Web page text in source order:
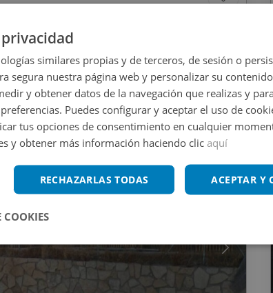
Piso En Venta En El Alamo
2302_0509_PE0001
79m23 habs1 baños
similares propias y de terceros, de sesión o
segura nuestra página web y personalizar su
y obtener datos de la navegación que realizas y
Puedes configurar y aceptar el uso de
tus opciones de consentimiento en cualquier
y obtener más información haciendo clicaquí
ACEPTAR Y
RECHAZARLAS TODAS